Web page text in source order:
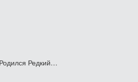
Редкий…